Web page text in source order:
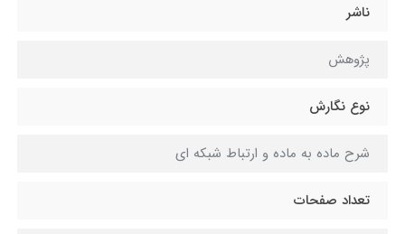
ناشر
پژوهش
نوع نگارش
شرح ماده به ماده و ارتباط شبکه ای
تعداد صفحات